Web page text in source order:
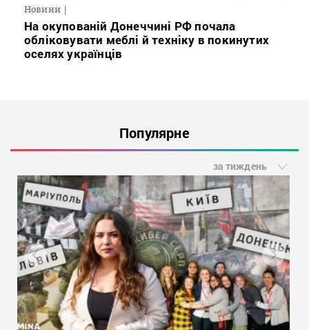
Новини
На окупованій Донеччині РФ почала
обліковувати меблі й техніку в покинутих
оселях українців
Популярне
за тиждень